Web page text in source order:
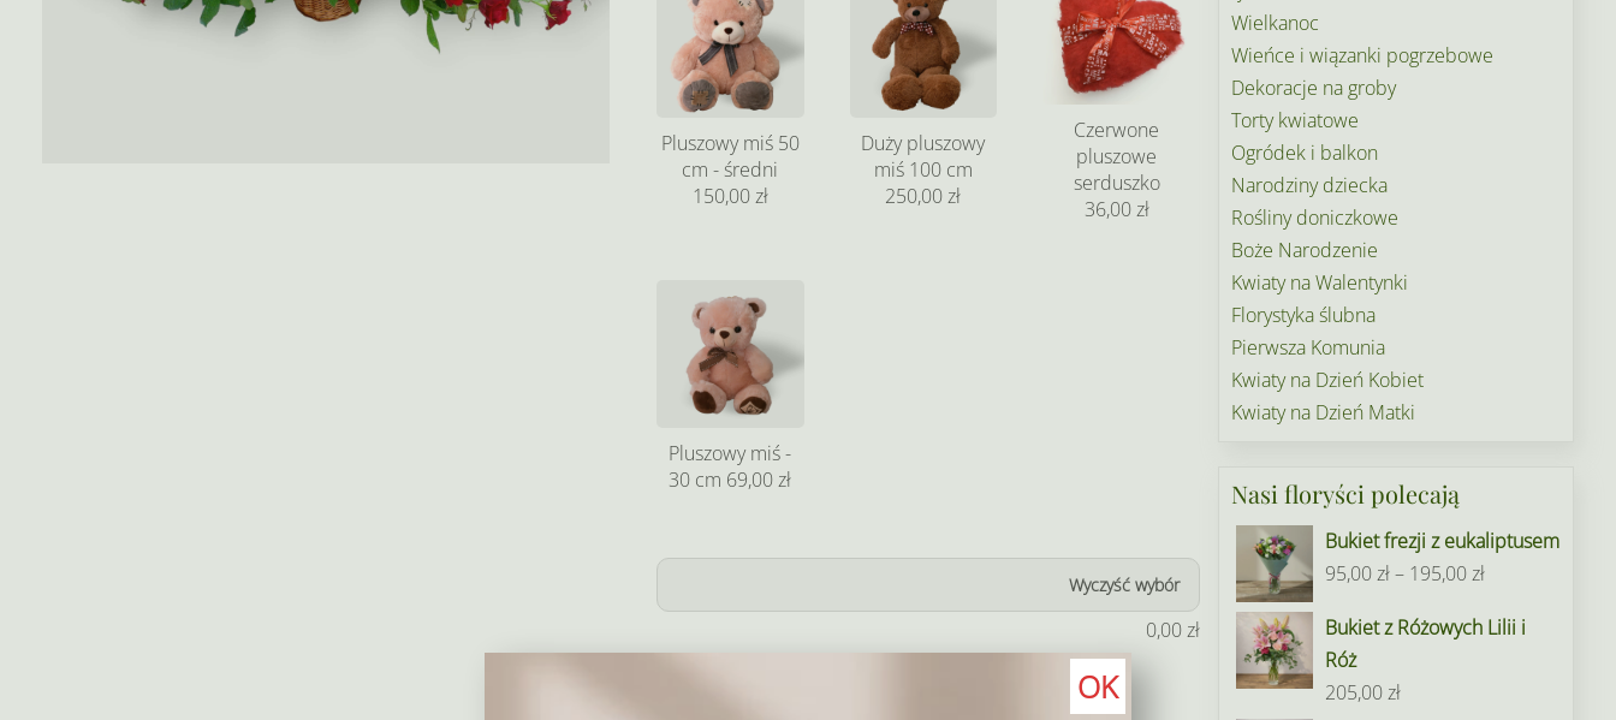
Pluszowy miś 50
cm - średni
150,00 zł
Duży pluszowy
miś 100 cm
250,00 zł
Czerwone
pluszowe
serduszko
36,00 zł
Pluszowy miś -
30 cm 69,00 zł
Wyczyść wybór
0,00zł
Dodaj prezent
Wielkanoc
Wieńce i wiązanki pogrzebowe
Dekoracje na groby
Torty kwiatowe
Ogródek i balkon
Narodziny dziecka
Rośliny doniczkowe
Boże Narodzenie
Kwiaty na Walentynki
Florystyka ślubna
Pierwsza Komunia
Kwiaty na Dzień Kobiet
Kwiaty na Dzień Matki
Nasi floryści polecają
Bukiet frezji z eukaliptusem
95,00zł– 195,00złZakres
od
Bukiet z Różowych Lilii i
Róż
205,00zł
OK